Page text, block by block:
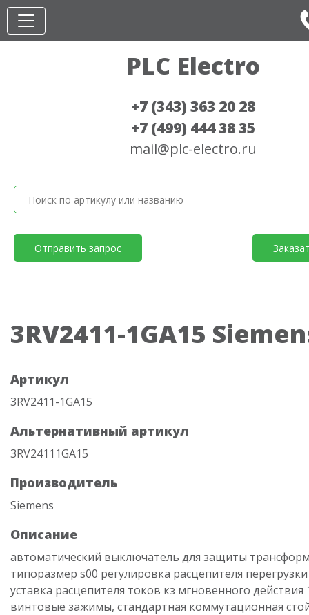
PLC Electro
+7 (343) 363 20 28
+7 (499) 444 38 35
mail@plc-electro.ru
Отправить запрос
3RV2411-1GA15
Артикул
3RV2411-1GA15
Альтернативный артикул
3RV24111GA15
Производитель
Siemens
Описание
автоматический выключатель для защиты
типоразмер s00 регулировка расцепителя перегрузки
уставка расцепителя токов кз мгновенного действия
винтовые зажимы, стандартная коммутационная